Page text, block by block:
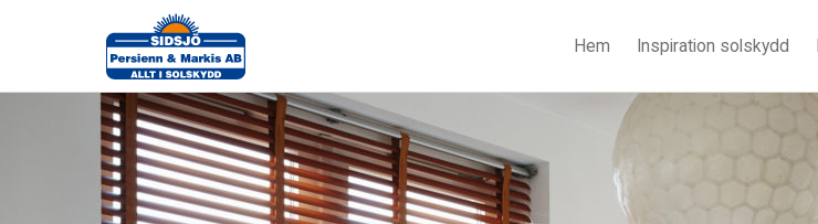
Hem Inspiration solskydd
Interiörpersienner-i-vitt-rum